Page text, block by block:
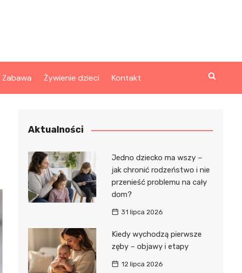
Zabawa Żywienie dzieci Kontakt
Aktualności
Jedno dziecko ma wszy –
jak chronić rodzeństwo i nie
przenieść problemu na cały
dom?
31 lipca 2026
Kiedy wychodzą pierwsze
zęby – objawy i etapy
12 lipca 2026